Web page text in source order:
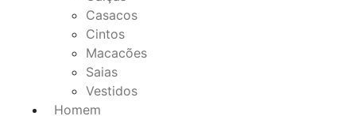
Casacos
Cintos
Macacões
Saias
Vestidos
Homem